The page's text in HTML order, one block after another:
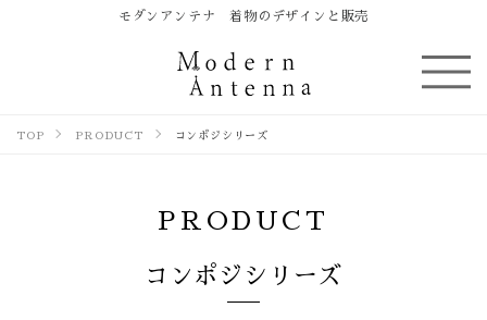
モダンアンテナ 着物のデザインと販売
TOP PRODUCT コンポジシリーズ
PRODUCT
コンポジシリーズ